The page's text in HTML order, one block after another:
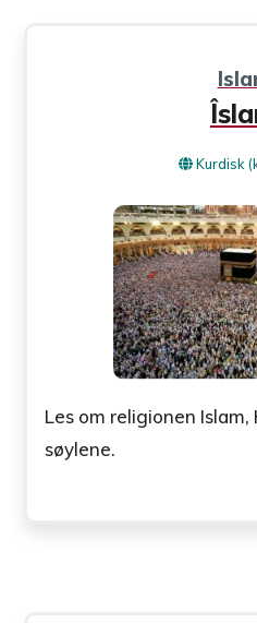
Kurdisk
Les om religionen
søylene.